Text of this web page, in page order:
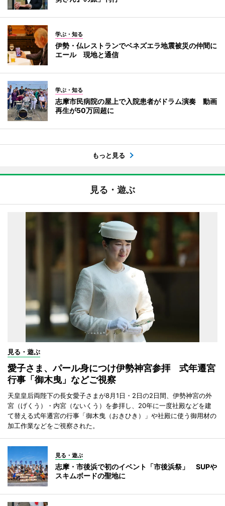
学ぶ・知る
伊勢・仏レストランでベネズエラ地震被災の仲間に
エール 現地と通信
学ぶ・知る
志摩市民病院の屋上で入院患者がドラム演奏 動画
再生が50万回超に
もっと見る
見る・遊ぶ
見る・遊ぶ
愛子さま、パール身につけ伊勢神宮参拝 式年遷宮
行事「御木曳」などご視察
天皇皇后両陛下の長女愛子さまが8月1日・2日の2日間、伊勢神宮の外
宮（げくう）・内宮（ないくう）を参拝し、20年に一度社殿などを建
て替える式年遷宮の行事「御木曳（おきひき）」や社殿に使う御用材の
加工作業などをご視察された。
見る・遊ぶ
志摩・市後浜で初のイベント「市後浜祭」 SUPや
スキムボードの聖地に